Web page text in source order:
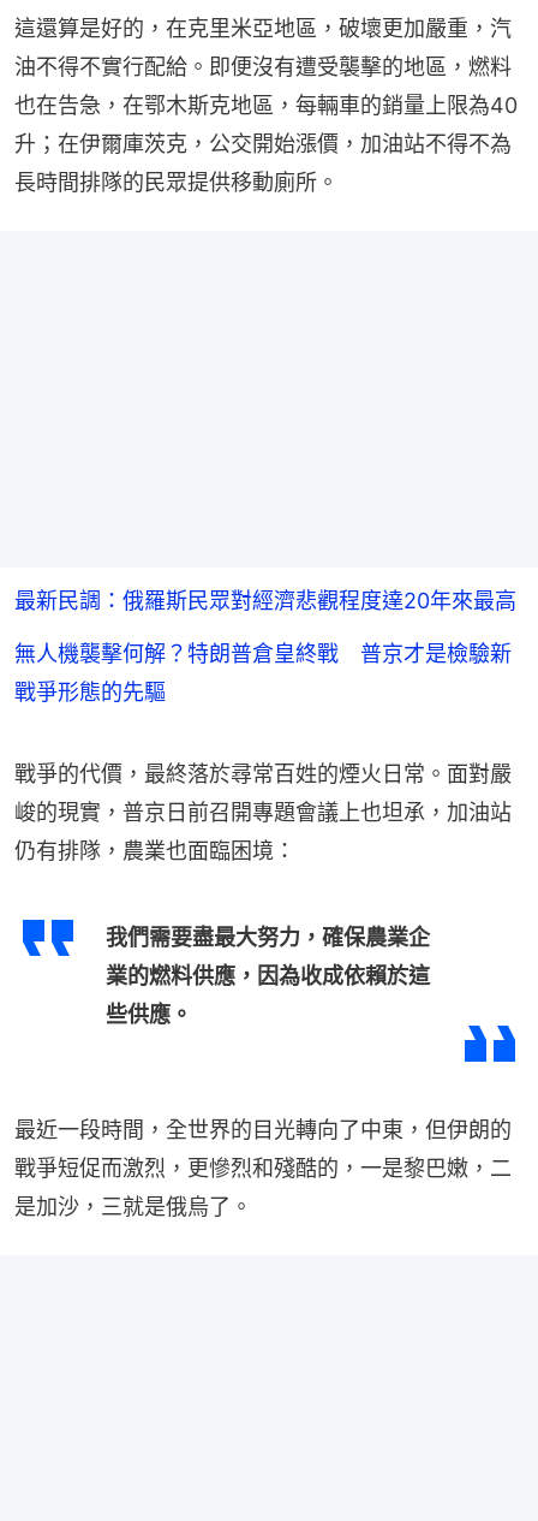
這還算是好的，在克里米亞地區，破壞更加嚴重，汽
油不得不實行配給。即便沒有遭受襲擊的地區，燃料
也在告急，在鄂木斯克地區，每輛車的銷量上限為40
升；在伊爾庫茨克，公交開始漲價，加油站不得不為
長時間排隊的民眾提供移動廁所。
最新民調：俄羅斯民眾對經濟悲觀程度達20年來最高
無人機襲擊何解？特朗普倉皇終戰 普京才是檢驗新
戰爭形態的先驅
戰爭的代價，最終落於尋常百姓的煙火日常。面對嚴
峻的現實，普京日前召開專題會議上也坦承，加油站
仍有排隊，農業也面臨困境：
我們需要盡最大努力，確保農業企
業的燃料供應，因為收成依賴於這
些供應。
最近一段時間，全世界的目光轉向了中東，但伊朗的
戰爭短促而激烈，更慘烈和殘酷的，一是黎巴嫩，二
是加沙，三就是俄烏了。